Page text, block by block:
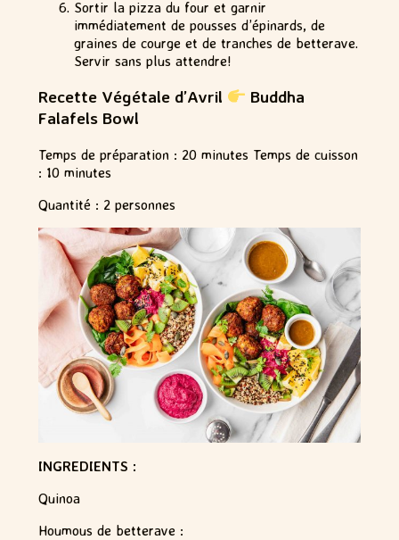
Sortir la pizza du four et garnir
immédiatement de pousses d’épinards, de
graines de courge et de tranches de betterave.
Servir sans plus attendre!
Recette Végétale d’Avril
Buddha
Falafels Bowl
Temps de préparation : 20 minutes Temps de cuisson
: 10 minutes
Quantité : 2 personnes
INGREDIENTS :
Quinoa
Houmous de betterave :